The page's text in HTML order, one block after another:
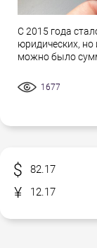
С 2015 года
юридических, но
можно было
1677
82.17
12.17